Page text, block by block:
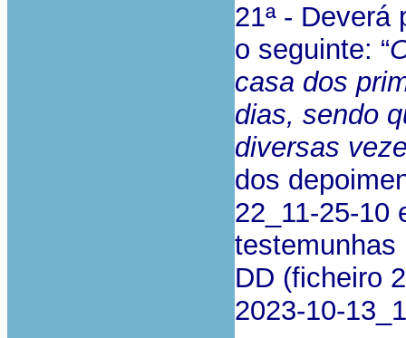
21ª -
o seguinte: “
casa dos
dias, sendo
diversas
dos
22_11-25-10
testemunhas
DD (ficheiro
2023-10-